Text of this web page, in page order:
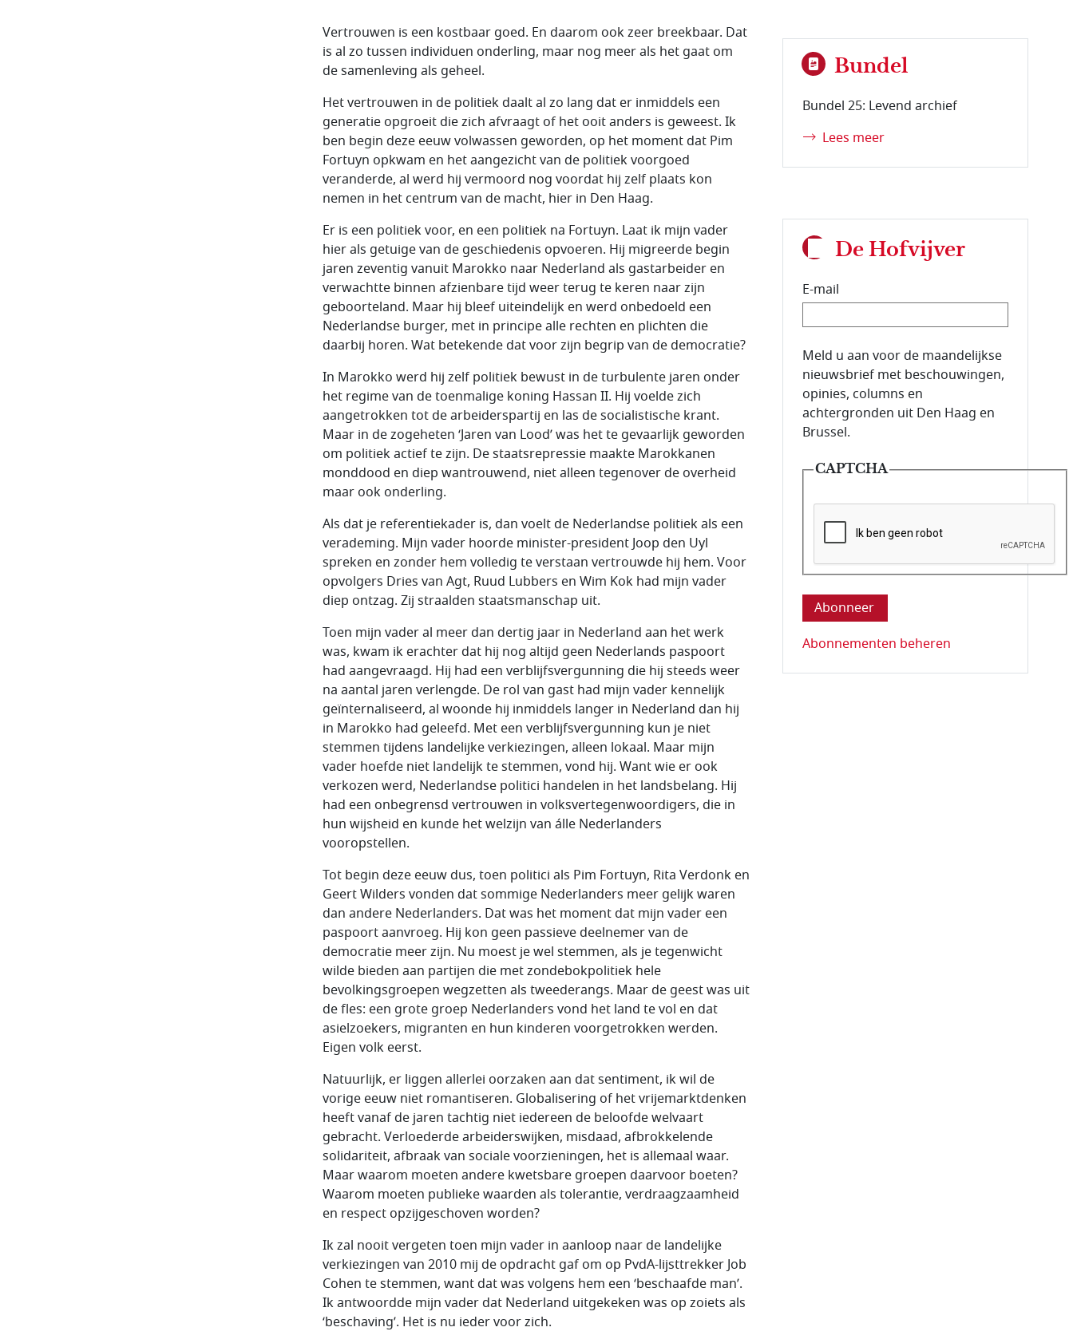
Vertrouwen is een kostbaar goed. En daarom ook zeer breekbaar. Dat
is al zo tussen individuen onderling, maar nog meer als het gaat om
de samenleving als geheel.
Het vertrouwen in de politiek daalt al zo lang dat er inmiddels een
generatie opgroeit die zich afvraagt of het ooit anders is geweest. Ik
ben begin deze eeuw volwassen geworden, op het moment dat Pim
Fortuyn opkwam en het aangezicht van de politiek voorgoed
veranderde, al werd hij vermoord nog voordat hij zelf plaats kon
nemen in het centrum van de macht, hier in Den Haag.
Er is een politiek voor, en een politiek na Fortuyn. Laat ik mijn vader
hier als getuige van de geschiedenis opvoeren. Hij migreerde begin
jaren zeventig vanuit Marokko naar Nederland als gastarbeider en
verwachtte binnen afzienbare tijd weer terug te keren naar zijn
geboorteland. Maar hij bleef uiteindelijk en werd onbedoeld een
Nederlandse burger, met in principe alle rechten en plichten die
daarbij horen. Wat betekende dat voor zijn begrip van de democratie?
In Marokko werd hij zelf politiek bewust in de turbulente jaren onder
het regime van de toenmalige koning Hassan II. Hij voelde zich
aangetrokken tot de arbeiderspartij en las de socialistische krant.
Maar in de zogeheten ‘Jaren van Lood’ was het te gevaarlijk geworden
om politiek actief te zijn. De staatsrepressie maakte Marokkanen
monddood en diep wantrouwend, niet alleen tegenover de overheid
maar ook onderling.
Als dat je referentiekader is, dan voelt de Nederlandse politiek als een
verademing. Mijn vader hoorde minister-president Joop den Uyl
spreken en zonder hem volledig te verstaan vertrouwde hij hem. Voor
opvolgers Dries van Agt, Ruud Lubbers en Wim Kok had mijn vader
diep ontzag. Zij straalden staatsmanschap uit.
Toen mijn vader al meer dan dertig jaar in Nederland aan het werk
was, kwam ik erachter dat hij nog altijd geen Nederlands paspoort
had aangevraagd. Hij had een verblijfsvergunning die hij steeds weer
na aantal jaren verlengde. De rol van gast had mijn vader kennelijk
geïnternaliseerd, al woonde hij inmiddels langer in Nederland dan hij
in Marokko had geleefd. Met een verblijfsvergunning kun je niet
stemmen tijdens landelijke verkiezingen, alleen lokaal. Maar mijn
vader hoefde niet landelijk te stemmen, vond hij. Want wie er ook
verkozen werd, Nederlandse politici handelen in het landsbelang. Hij
had een onbegrensd vertrouwen in volksvertegenwoordigers, die in
hun wijsheid en kunde het welzijn van álle Nederlanders
vooropstellen.
Tot begin deze eeuw dus, toen politici als Pim Fortuyn, Rita Verdonk en
Geert Wilders vonden dat sommige Nederlanders meer gelijk waren
dan andere Nederlanders. Dat was het moment dat mijn vader een
paspoort aanvroeg. Hij kon geen passieve deelnemer van de
democratie meer zijn. Nu moest je wel stemmen, als je tegenwicht
wilde bieden aan partijen die met zondebokpolitiek hele
bevolkingsgroepen wegzetten als tweederangs. Maar de geest was uit
de fles: een grote groep Nederlanders vond het land te vol en dat
asielzoekers, migranten en hun kinderen voorgetrokken werden.
Eigen volk eerst.
Natuurlijk, er liggen allerlei oorzaken aan dat sentiment, ik wil de
vorige eeuw niet romantiseren. Globalisering of het vrijemarktdenken
heeft vanaf de jaren tachtig niet iedereen de beloofde welvaart
gebracht. Verloederde arbeiderswijken, misdaad, afbrokkelende
solidariteit, afbraak van sociale voorzieningen, het is allemaal waar.
Maar waarom moeten andere kwetsbare groepen daarvoor boeten?
Waarom moeten publieke waarden als tolerantie, verdraagzaamheid
en respect opzijgeschoven worden?
Ik zal nooit vergeten toen mijn vader in aanloop naar de landelijke
verkiezingen van 2010 mij de opdracht gaf om op PvdA-lijsttrekker Job
Cohen te stemmen, want dat was volgens hem een ‘beschaafde man’.
Ik antwoordde mijn vader dat Nederland uitgekeken was op zoiets als
‘beschaving’. Het is nu ieder voor zich.
Bundel
Bundel 25: Levend archief
Lees meer
De Hofvijver
E-mail
E-mailadres van de abonnee.
Meld u aan voor de maandelijkse
nieuwsbrief met beschouwingen,
opinies, columns en
achtergronden uit Den Haag en
Brussel.
CAPTCHA
Deze vraag is om te controleren dat u
Abonnementen beheren